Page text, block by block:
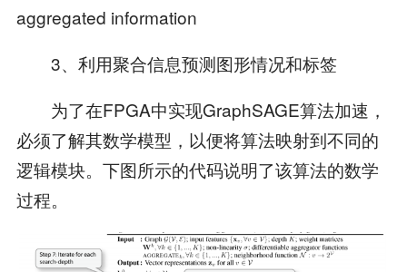
aggregated information
3、利用聚合信息预测图形情况和标签
为了在FPGA中实现GraphSAGE算法加速，
必须了解其数学模型，以便将算法映射到不同的
逻辑模块。下图所示的代码说明了该算法的数学
过程。